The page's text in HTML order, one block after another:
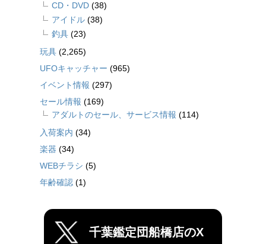
CD・DVD (38)
アイドル (38)
釣具 (23)
玩具 (2,265)
UFOキャッチャー (965)
イベント情報 (297)
セール情報 (169)
アダルトのセール、サービス情報 (114)
入荷案内 (34)
楽器 (34)
WEBチラシ (5)
年齢確認 (1)
千葉鑑定団船橋店のX